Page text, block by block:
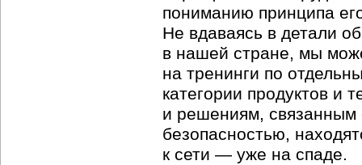
пониманию принципа
Не вдаваясь в детали
в нашей стране, мы
на тренинги по
категории продуктов и
и решениям, связанным
безопасностью,
к сети — уже на спаде.